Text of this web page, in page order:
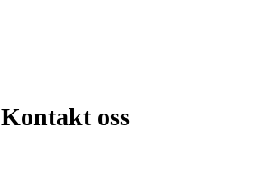
Kontakt oss